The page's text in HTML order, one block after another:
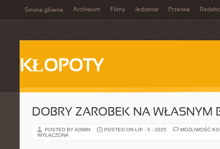
Strona główna Archiwum Filmy Jedzenie Przerwa
KŁOPOTY
DOBRY ZAROBEK NA WŁASNYM
POSTED BY ADMIN POSTED ON LIP - 5 - 2025
MOŻLIWOŚĆ
WYŁĄCZONA